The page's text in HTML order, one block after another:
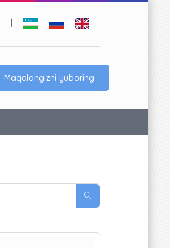
Maqolangizni yuboring